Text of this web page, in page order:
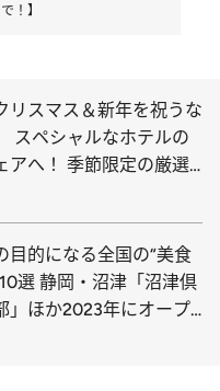
！】
リスマス＆新年を祝うな
スペシャルなホテルの
アへ！ 季節限定の厳選
目的になる全国の“美食
選 静岡・沼津「沼津倶
」ほか2023年にオープ